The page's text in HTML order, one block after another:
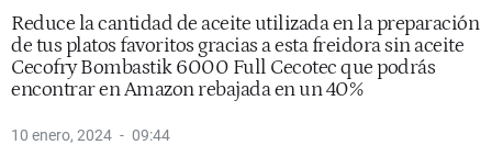
Reduce la cantidad de aceite utilizada en la preparación
de tus platos favoritos gracias a esta freidora sin aceite
Cecofry Bombastik 6000 Full Cecotec que podrás
encontrar en Amazon rebajada en un 40%
10 enero, 2024 09:44